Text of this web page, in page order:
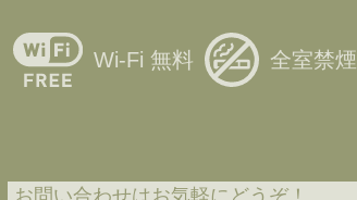
Wi-Fi 無料 全室禁煙
お問い合わせはお気軽にどうぞ！